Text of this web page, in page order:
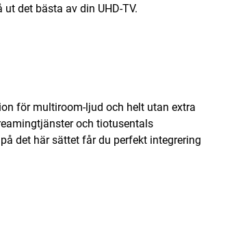
det bästa av din UHD-TV.
för multiroom-ljud och helt utan extra
och tiotusentals
det här sättet får du perfekt integrering
inbyggd wifi, Bluetooth, Spotify